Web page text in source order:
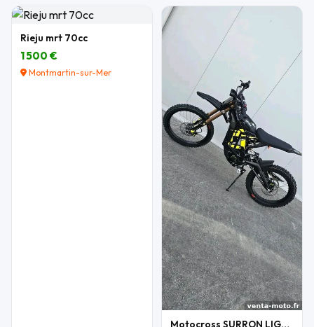
Rieju mrt 70cc
1 500 €
Montmartin-sur-Mer
Motocross SURRON LIGHT BEE X 2026